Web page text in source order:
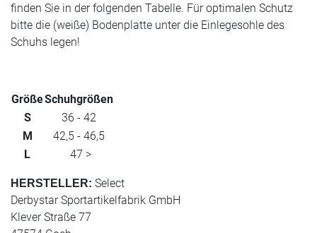
finden Sie in der folgenden Tabelle. Für optimalen Schutz
bitte die (weiße) Bodenplatte unter die Einlegesohle des
Schuhs legen!
GrößeSchuhgrößen
S
36 - 42
M
42,5 - 46,5
L
47 >
HERSTELLER: Select
Derbystar Sportartikelfabrik GmbH
Klever Straße 77